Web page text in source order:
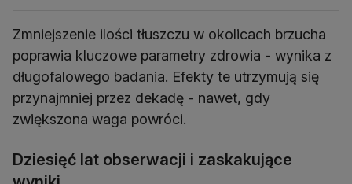
Zmniejszenie ilości tłuszczu w okolicach brzucha
poprawia kluczowe parametry zdrowia - wynika z
długofalowego badania. Efekty te utrzymują się
przynajmniej przez dekadę - nawet, gdy
zwiększona waga powróci.
Dziesięć lat obserwacji i zaskakujące